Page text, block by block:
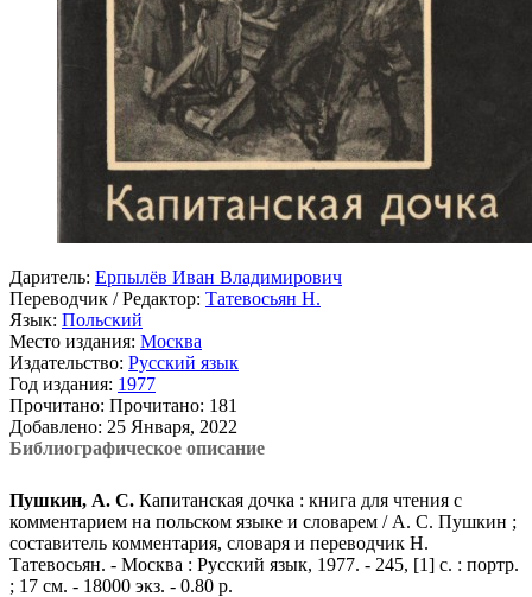
Даритель: Ерпылёв Иван Владимирович
Переводчик / Редактор: Татевосьян Н.
Язык: Польский
Место издания: Москва
Издательство: Русский язык
Год издания: 1977
Прочитано: Прочитано: 181
Добавлено: 25 Января, 2022
Библиографическое описание
Пушкин, А. С. Капитанская дочка : книга для чтения с
комментарием на польском языке и словарем / А. С. Пушкин ;
составитель комментария, словаря и переводчик Н.
Татевосьян. - Москва : Русский язык, 1977. - 245, [1] с. : портр.
; 17 см. - 18000 экз. - 0.80 р.